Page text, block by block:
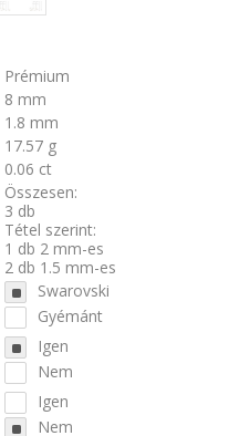
Prémium
8 mm
1.8 mm
17.57 g
0.06 ct
Összesen:
3 db
Tétel szerint:
1 db 2 mm-es
2 db 1.5 mm-es
Swarovski
Gyémánt
Igen
Nem
Igen
Nem